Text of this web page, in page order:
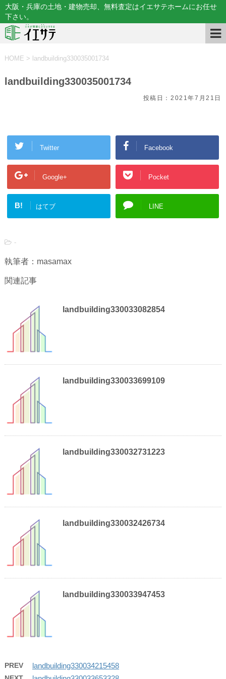
大阪・兵庫の土地・建物売却、無料査定はイエサテホームにお任せ
下さい。
HOME > landbuilding330035001734
landbuilding330035001734
投稿日：2021年7月21日
Twitter Facebook
Google+ Pocket
B! はてブ LINE
-
執筆者：masamax
関連記事
landbuilding330033082854
landbuilding330033699109
landbuilding330032731223
landbuilding330032426734
landbuilding330033947453
PREV landbuilding330034215458